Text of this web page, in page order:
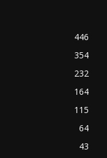
446
354
232
164
115
64
43